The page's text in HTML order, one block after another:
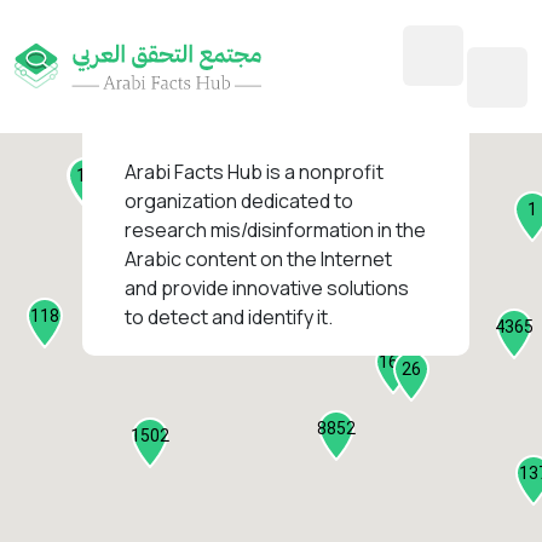
8852
127
4365
1502
118
11
13
3
2
26
1
1
161
Arabi Facts Hubis a nonprofit
organization dedicated to
research mis/disinformation in the
Arabic content on the Internet
and provide innovative solutions
to detect and identify it.